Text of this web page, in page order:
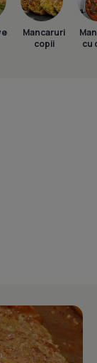
Mancaruri
copii
cu